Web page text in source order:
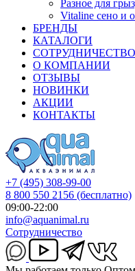
Разное для
Vitaline сено и
БРЕНДЫ
КАТАЛОГИ
СОТРУДНИЧЕСТВО
О КОМПАНИИ
ОТЗЫВЫ
НОВИНКИ
АКЦИИ
КОНТАКТЫ
+7 (495) 308-99-00
8 800 550 2156 (бесплатно)
09:00-22:00
info@aquanimal.ru
Сотрудничество